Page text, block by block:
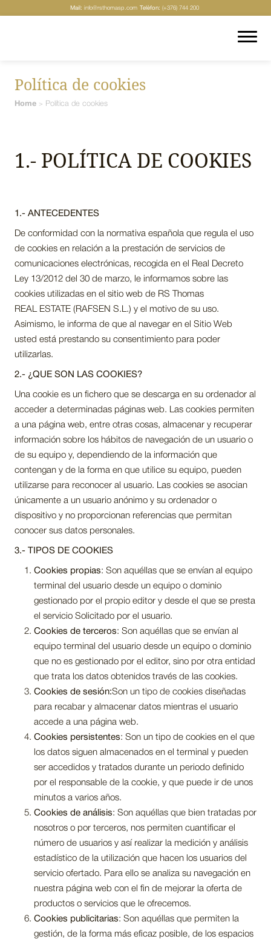
Mail: info@rsthomasp.com Telèfon: (+376) 744 200
Política de cookies
Home > Política de cookies
1.- POLÍTICA DE COOKIES
1.- ANTECEDENTES
De conformidad con la normativa española que regula el uso
de cookies en relación a la prestación de servicios de
comunicaciones electrónicas, recogida en el Real Decreto
Ley 13/2012 del 30 de marzo, le informamos sobre las
cookies utilizadas en el sitio web de RS Thomas
REAL ESTATE (RAFSEN S.L.) y el motivo de su uso.
Asimismo, le informa de que al navegar en el Sitio Web
usted está prestando su consentimiento para poder
utilizarlas.
2.- ¿QUE SON LAS COOKIES?
Una cookie es un fichero que se descarga en su ordenador al
acceder a determinadas páginas web. Las cookies permiten
a una página web, entre otras cosas, almacenar y recuperar
información sobre los hábitos de navegación de un usuario o
de su equipo y, dependiendo de la información que
contengan y de la forma en que utilice su equipo, pueden
utilizarse para reconocer al usuario. Las cookies se asocian
únicamente a un usuario anónimo y su ordenador o
dispositivo y no proporcionan referencias que permitan
conocer sus datos personales.
3.- TIPOS DE COOKIES
Cookies propias: Son aquéllas que se envían al equipo
terminal del usuario desde un equipo o dominio
gestionado por el propio editor y desde el que se presta
el servicio Solicitado por el usuario.
Cookies de terceros: Son aquéllas que se envían al
equipo terminal del usuario desde un equipo o dominio
que no es gestionado por el editor, sino por otra entidad
que trata los datos obtenidos través de las cookies.
Cookies de sesión:Son un tipo de cookies diseñadas
para recabar y almacenar datos mientras el usuario
accede a una página web.
Cookies persistentes: Son un tipo de cookies en el que
los datos siguen almacenados en el terminal y pueden
ser accedidos y tratados durante un periodo definido
por el responsable de la cookie, y que puede ir de unos
minutos a varios años.
Cookies de análisis: Son aquéllas que bien tratadas por
nosotros o por terceros, nos permiten cuantificar el
número de usuarios y así realizar la medición y análisis
estadístico de la utilización que hacen los usuarios del
servicio ofertado. Para ello se analiza su navegación en
nuestra página web con el fin de mejorar la oferta de
productos o servicios que le ofrecemos.
Cookies publicitarias: Son aquéllas que permiten la
gestión, de la forma más eficaz posible, de los espacios